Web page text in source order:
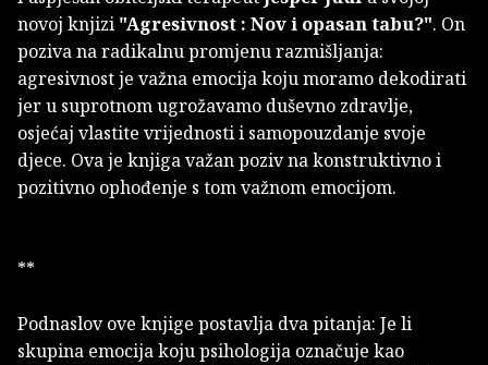
novoj knjizi "Agresivnost : Nov i opasan tabu?". On
poziva na radikalnu promjenu razmišljanja:
agresivnost je važna emocija koju moramo dekodirati
jer u suprotnom ugrožavamo duševno zdravlje,
osjećaj vlastite vrijednosti i samopouzdanje svoje
djece. Ova je knjiga važan poziv na konstruktivno i
pozitivno ophođenje s tom važnom emocijom.
**
Podnaslov ove knjige postavlja dva pitanja: Je li
skupina emocija koju psihologija označuje kao